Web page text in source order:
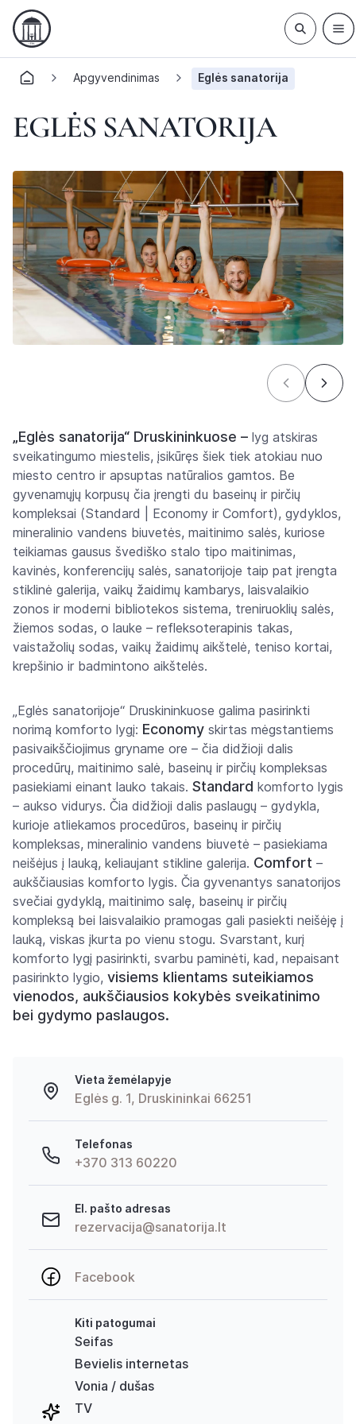
Apgyvendinimas Eglės sanatorija
EGLĖS SANATORIJA
„Eglės sanatorija“ Druskininkuose – lyg atskiras
sveikatingumo miestelis, įsikūręs šiek tiek atokiau nuo
miesto centro ir apsuptas natūralios gamtos. Be
gyvenamųjų korpusų čia įrengti du baseinų ir pirčių
kompleksai (Standard | Economy ir Comfort), gydyklos,
mineralinio vandens biuvetės, maitinimo salės, kuriose
teikiamas gausus švediško stalo tipo maitinimas,
kavinės, konferencijų salės, sanatorijoje taip pat įrengta
stiklinė galerija, vaikų žaidimų kambarys, laisvalaikio
zonos ir moderni bibliotekos sistema, treniruoklių salės,
žiemos sodas, o lauke – refleksoterapinis takas,
vaistažolių sodas, vaikų žaidimų aikštelė, teniso kortai,
krepšinio ir badmintono aikštelės.
„Eglės sanatorijoje“ Druskininkuose galima pasirinkti
norimą komforto lygį: Economy skirtas mėgstantiems
pasivaikščiojimus gryname ore – čia didžioji dalis
procedūrų, maitinimo salė, baseinų ir pirčių kompleksas
pasiekiami einant lauko takais. Standard komforto lygis
– aukso vidurys. Čia didžioji dalis paslaugų – gydykla,
kurioje atliekamos procedūros, baseinų ir pirčių
kompleksas, mineralinio vandens biuvetė – pasiekiama
neišėjus į lauką, keliaujant stikline galerija. Comfort –
aukščiausias komforto lygis. Čia gyvenantys sanatorijos
svečiai gydyklą, maitinimo salę, baseinų ir pirčių
kompleksą bei laisvalaikio pramogas gali pasiekti neišėję į
lauką, viskas įkurta po vienu stogu. Svarstant, kurį
komforto lygį pasirinkti, svarbu paminėti, kad, nepaisant
pasirinkto lygio, visiems klientams suteikiamos
vienodos, aukščiausios kokybės sveikatinimo
bei gydymo paslaugos.
Vieta žemėlapyje
Eglės g. 1, Druskininkai 66251
Telefonas
+370 313 60220
El. pašto adresas
rezervacija@sanatorija.lt
Facebook
Kiti patogumai
Seifas
Bevielis internetas
Vonia / dušas
TV